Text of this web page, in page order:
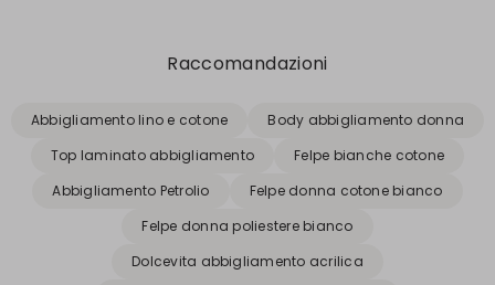
Raccomandazioni
Abbigliamento lino e cotone
Body abbigliamento donna
Top laminato abbigliamento
Felpe bianche cotone
Abbigliamento Petrolio
Felpe donna cotone bianco
Felpe donna poliestere bianco
Dolcevita abbigliamento acrilica